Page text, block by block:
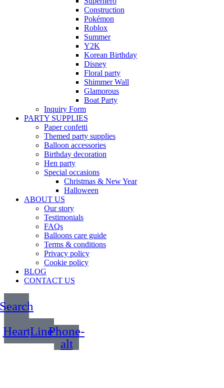
Construction
Pokémon
Roblox
Summer
Y2K
Korean Birthday
Disney
Floral party
Shimmer Wall
Glamorous
Boat Party
Inquiry Form
PARTY SUPPLIES
Paper confetti
Themed party supplies
Balloon accessories
Birthday decoration
Hen party
Special occasions
Christmas & New Year
Halloween
ABOUT US
Our story
Testimonials
FAQs
Balloons care guide
Terms & conditions
Privacy policy
Cookie policy
BLOG
CONTACT US
Search
HeartLinePhone-
alt